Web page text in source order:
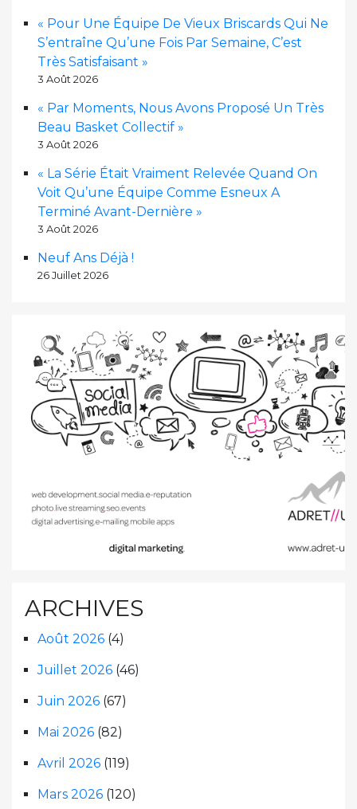
« Pour Une Équipe De Vieux Briscards Qui Ne
S’entraîne Qu’une Fois Par Semaine, C’est
Très Satisfaisant »
3 Août 2026
« Par Moments, Nous Avons Proposé Un Très
Beau Basket Collectif »
3 Août 2026
« La Série Était Vraiment Relevée Quand On
Voit Qu’une Équipe Comme Esneux A
Terminé Avant-Dernière »
3 Août 2026
Neuf Ans Déjà !
26 Juillet 2026
ARCHIVES
Août 2026 (4)
Juillet 2026 (46)
Juin 2026 (67)
Mai 2026 (82)
Avril 2026 (119)
Mars 2026 (120)